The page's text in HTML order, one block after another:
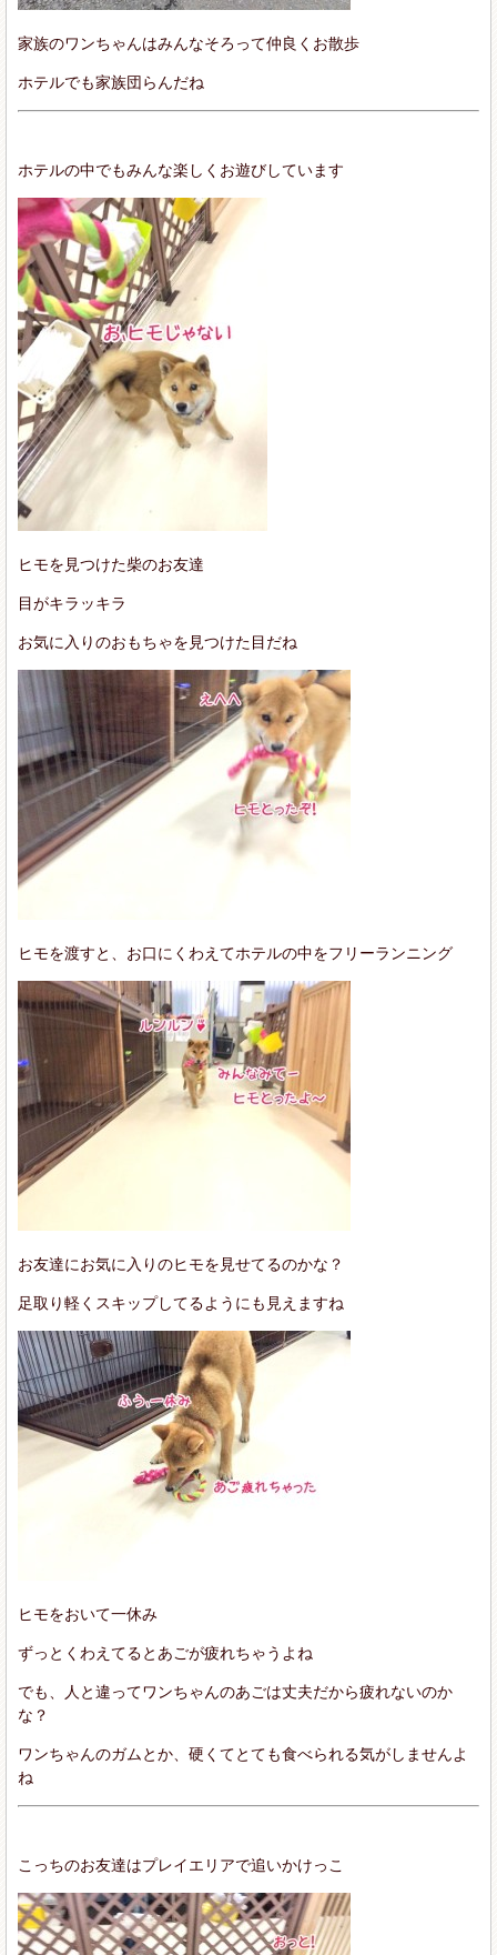
家族のワンちゃんはみんなそろって仲良くお散歩
ホテルでも家族団らんだね
ホテルの中でもみんな楽しくお遊びしています
ヒモを見つけた柴のお友達
目がキラッキラ
お気に入りのおもちゃを見つけた目だね
ヒモを渡すと、お口にくわえてホテルの中をフリーランニング
お友達にお気に入りのヒモを見せてるのかな？
足取り軽くスキップしてるようにも見えますね
ヒモをおいて一休み
ずっとくわえてるとあごが疲れちゃうよね
でも、人と違ってワンちゃんのあごは丈夫だから疲れないのか
な？
ワンちゃんのガムとか、硬くてとても食べられる気がしませんよ
ね
こっちのお友達はプレイエリアで追いかけっこ